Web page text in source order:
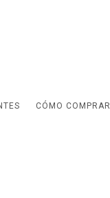
CÓMO COMPRAR